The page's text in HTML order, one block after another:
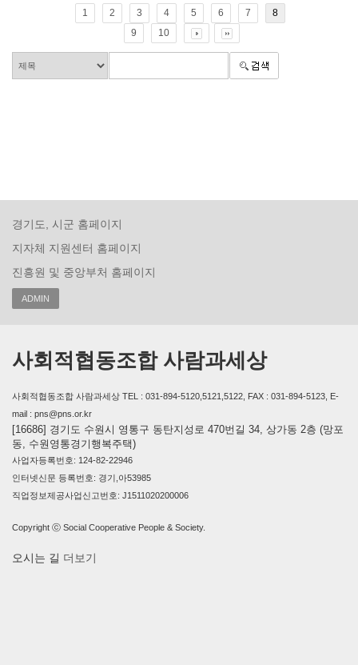
1 2 3 4 5 6 7
8
9
10
경기도, 시군 홈페이지
지자체 지원센터 홈페이지
진흥원 및 중앙부처 홈페이지
ADMIN
사회적협동조합 사람과세상
사회적협동조합 사람과세상 TEL : 031-894-5120,5121,5122, FAX : 031-894-5123, E-
mail : pns@pns.or.kr
[16686] 경기도 수원시 영통구 동탄지성로 470번길 34, 상가동 2층 (망포
동, 수원영통경기행복주택)
사업자등록번호: 124-82-22946
인터넷신문 등록번호: 경기,아53985
직업정보제공사업신고번호: J1511020200006
Copyright ⓒ Social Cooperative People & Society.
오시는 길 더보기